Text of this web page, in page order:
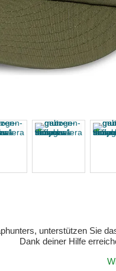
unterstützen Sie
Dank deiner Hilfe